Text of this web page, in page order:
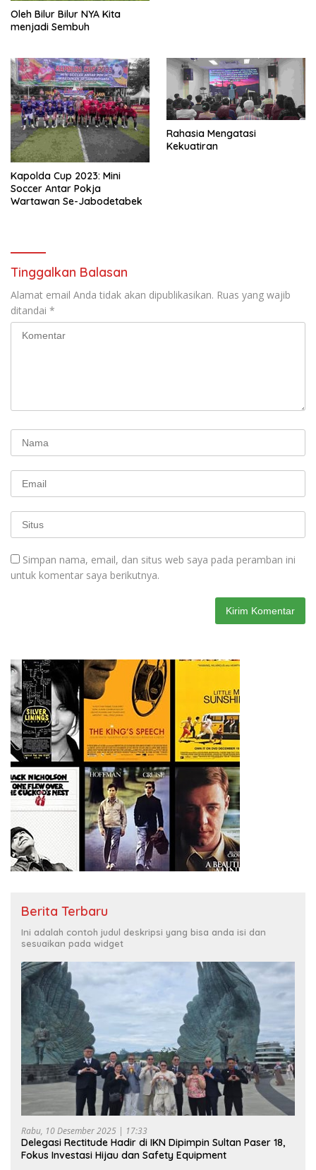
Oleh Bilur Bilur NYA Kita
menjadi Sembuh
Kapolda Cup 2023: Mini
Soccer Antar Pokja
Wartawan Se-Jabodetabek
Rahasia Mengatasi
Kekuatiran
Tinggalkan Balasan
Alamat email Anda tidak akan dipublikasikan. Ruas yang wajib
ditandai *
Simpan nama, email, dan situs web saya pada peramban ini
untuk komentar saya berikutnya.
Berita Terbaru
Ini adalah contoh judul deskripsi yang bisa anda isi dan
sesuaikan pada widget
Rabu, 10 Desember 2025 | 17:33
Delegasi Rectitude Hadir di IKN Dipimpin Sultan Paser 18,
Fokus Investasi Hijau dan Safety Equipment